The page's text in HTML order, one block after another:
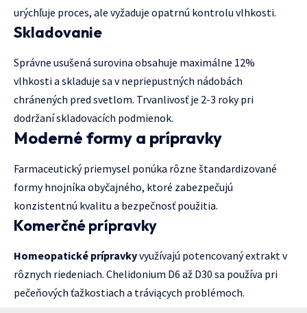
urýchľuje proces, ale vyžaduje opatrnú kontrolu vlhkosti.
Skladovanie
Správne usušená surovina obsahuje maximálne 12%
vlhkosti a skladuje sa v nepriepustných nádobách
chránených pred svetlom. Trvanlivosť je 2-3 roky pri
dodržaní skladovacích podmienok.
Moderné formy a prípravky
Farmaceutický priemysel ponúka rôzne štandardizované
formy hnojníka obyčajného, ktoré zabezpečujú
konzistentnú kvalitu a bezpečnosť použitia.
Komerčné prípravky
Homeopatické prípravkyvyužívajú potencovaný extrakt v
rôznych riedeniach. Chelidonium D6 až D30 sa používa pri
pečeňových ťažkostiach a tráviących problémoch.